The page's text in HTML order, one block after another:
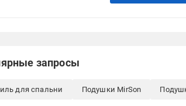
запросы
для спальни Подушки MirSon